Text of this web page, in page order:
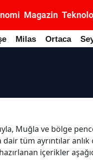
Magazin
Milas Ortaca
Muğla ve bölge
tüm ayrıntılar anlık
içerikler